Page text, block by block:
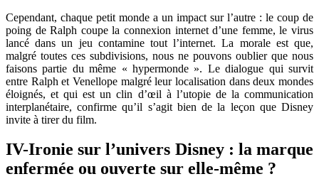
Cependant, chaque petit monde a un impact sur l’autre : le coup de
poing de Ralph coupe la connexion internet d’une femme, le virus
lancé dans un jeu contamine tout l’internet. La morale est que,
malgré toutes ces subdivisions, nous ne pouvons oublier que nous
faisons partie du même « hypermonde ». Le dialogue qui survit
entre Ralph et Venellope malgré leur localisation dans deux mondes
éloignés, et qui est un clin d’œil à l’utopie de la communication
interplanétaire, confirme qu’il s’agit bien de la leçon que Disney
invite à tirer du film.
IV-Ironie sur l’univers Disney : la marque
enfermée ou ouverte sur elle-même ?